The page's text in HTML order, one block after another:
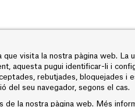
visita la nostra pàgina web. La
aquesta pugui identificar-li i
rebutjades, bloquejades i
del seu navegador, segons el cas.
de la nostra pàgina web. Més